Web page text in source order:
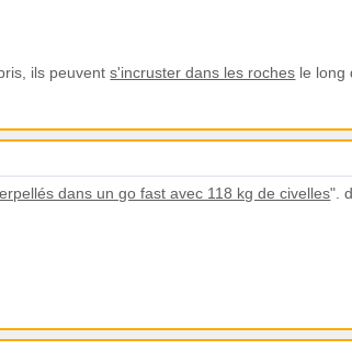
ils peuvents'incruster dans les roches le long
dans un go fast avec 118 kg de civelles".